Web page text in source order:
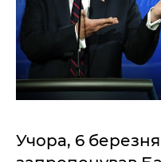
Учора, 6